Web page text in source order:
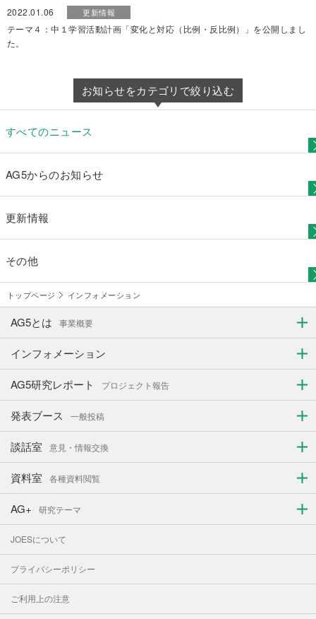
2022.01.06 更新情報
テーマ４：中１学習活動計画「変化と対応（比例・反比例）」を公開しまし
た。
お知らせをカテゴリで絞り込む
すべてのニュース
AG5からのお知らせ
更新情報
その他
トップページ インフォメーション
AG5とは 事業概要
インフォメーション
AG5研究レポート プロジェクト報告
発表ブース 一般投稿
談話室 意見・情報交換
資料室 各種資料閲覧
AG+ 研究テーマ
JOESについて
プライバシーポリシー
ご利用上の注意